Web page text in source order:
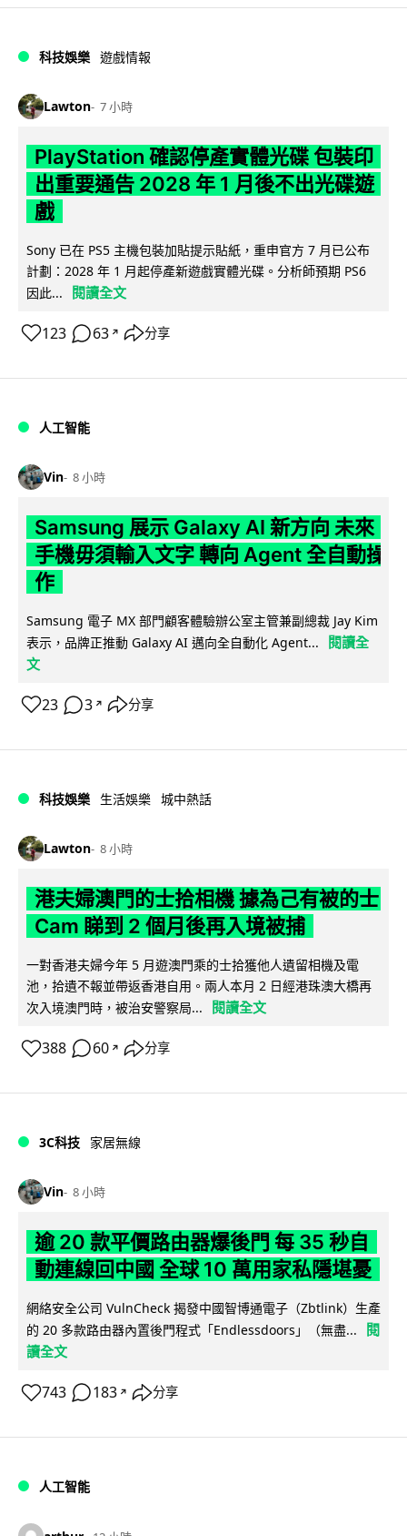
科技娛樂 遊戲情報
Lawton 7 小時
PlayStation 確認停產實體光碟 包裝印
出重要通告 2028 年 1 月後不出光碟遊
戲
Sony 已在 PS5 主機包裝加貼提示貼紙，重申官方 7 月已公布
計劃：2028 年 1 月起停產新遊戲實體光碟。分析師預期 PS6
因此...
閱讀全文
123 63 ↗ 分享
人工智能
Vin 8 小時
Samsung 展示 Galaxy AI 新方向 未來
手機毋須輸入文字 轉向 Agent 全自動操
作
Samsung 電子 MX 部門顧客體驗辦公室主管兼副總裁 Jay Kim
表示，品牌正推動 Galaxy AI 邁向全自動化 Agent...
閱讀全
文
23 3 ↗ 分享
科技娛樂 生活娛樂 城中熱話
Lawton 8 小時
港夫婦澳門的士拾相機 據為己有被的士
Cam 睇到 2 個月後再入境被捕
一對香港夫婦今年 5 月遊澳門乘的士拾獲他人遺留相機及電
池，拾遺不報並帶返香港自用。兩人本月 2 日經港珠澳大橋再
次入境澳門時，被治安警察局...
閱讀全文
388 60 ↗ 分享
3C科技 家居無線
Vin 8 小時
逾 20 款平價路由器爆後門 每 35 秒自
動連線回中國 全球 10 萬用家私隱堪憂
網絡安全公司 VulnCheck 揭發中國智博通電子（Zbtlink）生產
的 20 多款路由器內置後門程式「Endlessdoors」（無盡...
閱
讀全文
743 183 ↗ 分享
人工智能